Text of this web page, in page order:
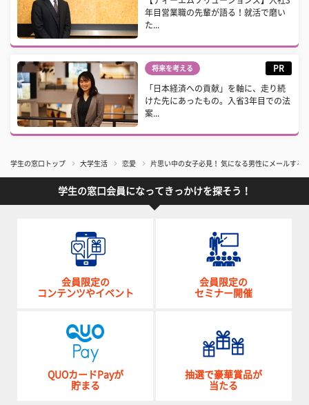
年目営業職の先輩が語る！就活で磨い
た...
将来を考える PR
「日本経済への貢献」を軸に、走り続
けた先にあったもの。入省3年目での法
案...
学生の窓口トップ 大学生活 恋愛 片思い中の女子必見！ 気になる男性にメールする
学生の窓口会員になってきっかけを探そう！
会員限定の
コンテンツやイベント
会員限定の
セミナー開催
QUOカードPayが
貯まる
抽選で豪華賞品が
当たる